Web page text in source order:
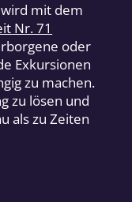
mit dem
Nr. 71
oder
Exkursionen
zu machen.
zu lösen und
als zu Zeiten